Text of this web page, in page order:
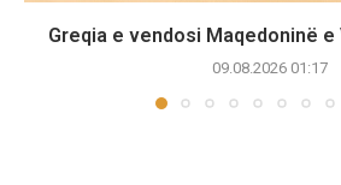
Greqia e vendosi Maqedoninë
09.08.2026 01:17